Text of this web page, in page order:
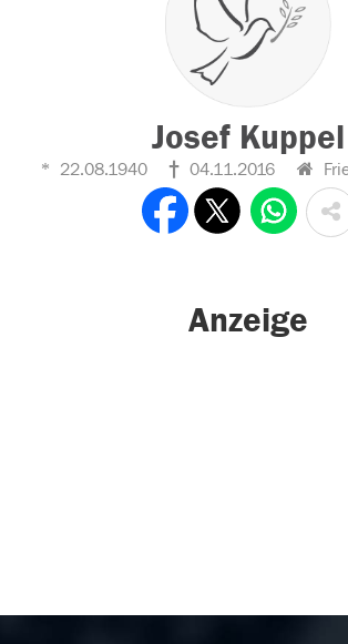
Josef Kuppel
22.08.1940 04.11.2016
Anzeige